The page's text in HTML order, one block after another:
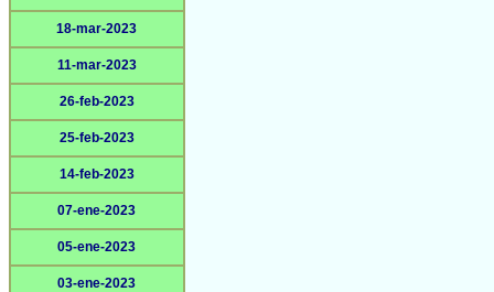
18-mar-2023
11-mar-2023
26-feb-2023
25-feb-2023
14-feb-2023
07-ene-2023
05-ene-2023
03-ene-2023